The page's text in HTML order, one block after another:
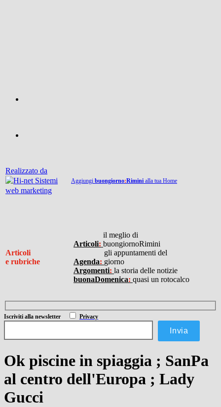
Realizzato da
Aggiungi buongiorno:Rimini alla tua Home
Articoli
e rubriche
Articoli:
il meglio di
buongiornoRimini
Agenda:
gli appuntamenti del
giorno
Argomenti: la storia delle notizie
buonaDomenica: quasi un rotocalco
Iscriviti alla newsletter Privacy
Ok piscine in spiaggia ; SanPa
al centro dell'Europa ; Lady
Gucci